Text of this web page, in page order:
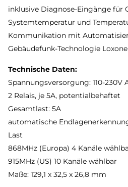
inklusive Diagnose-Eingänge für
Systemtemperatur und
Kommunikation mit
Gebäudefunk-Technologie
Technische Daten:
Spannungsversorgung: 110-230V
2 Relais, je 5A, potentialbehaftet
Gesamtlast: 5A
automatische
Last
868MHz (Europa) 4 Kanäle
915MHz (US) 10 Kanäle wählbar
Maße: 129,1 x 32,5 x 26,8 mm